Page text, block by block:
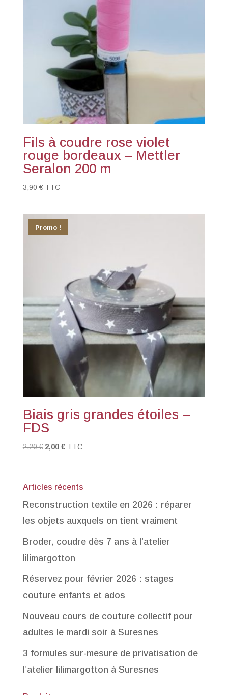
Fils à coudre rose violet
rouge bordeaux – Mettler
Seralon 200 m
3,90€ TTC
Promo !
Biais gris grandes étoiles –
FDS
2,20€ Le
2,00 €LeTTC
Articles récents
Reconstruction textile en 2026 : réparer
les objets auxquels on tient vraiment
Broder, coudre dès 7 ans à l’atelier
lilimargotton
Réservez pour février 2026 : stages
couture enfants et ados
Nouveau cours de couture collectif pour
adultes le mardi soir à Suresnes
3 formules sur-mesure de privatisation de
l’atelier lilimargotton à Suresnes